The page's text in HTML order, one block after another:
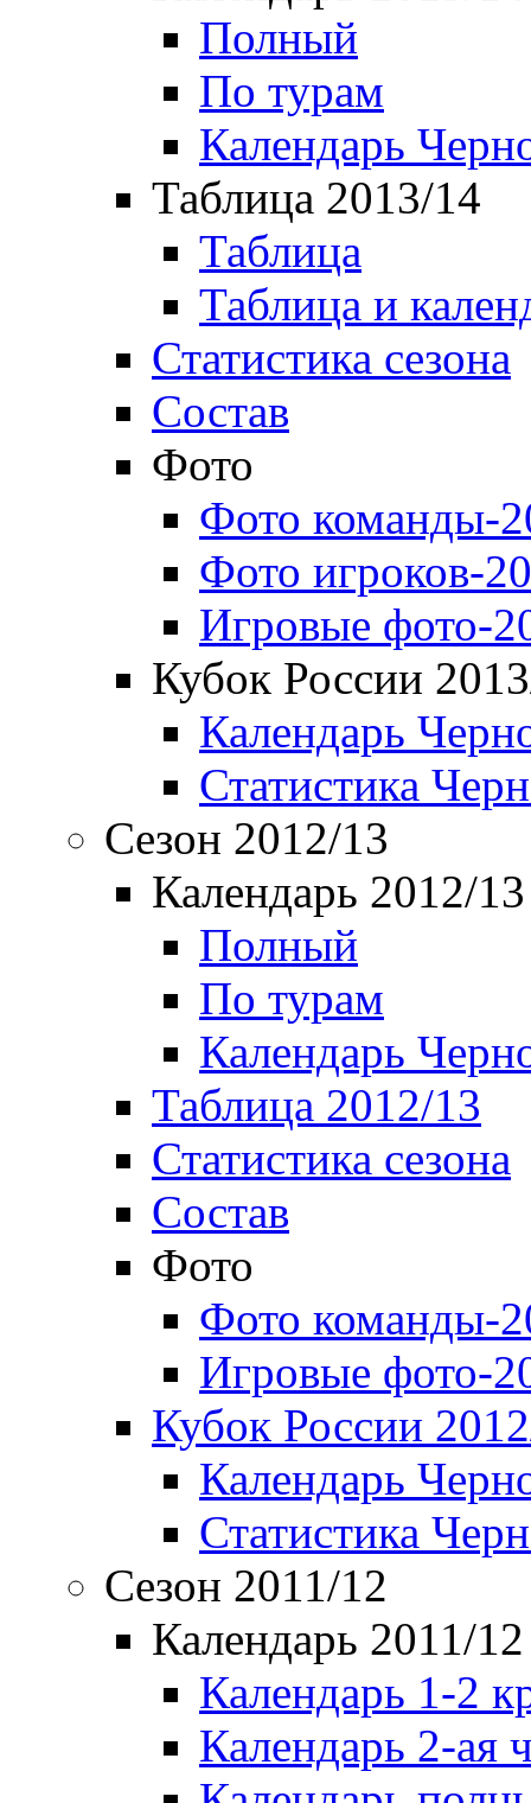
Полный
По турам
Календарь
Таблица 2013/14
Таблица
Таблица и
Статистика сезона
Состав
Фото
Фото команды-
Фото игроков-
Игровые фото-
Кубок России
Календарь
Статистика
Сезон 2012/13
Календарь 2012/13
Полный
По турам
Календарь
Таблица 2012/13
Статистика сезона
Состав
Фото
Фото команды-
Игровые фото-
Кубок России
Календарь
Статистика
Сезон 2011/12
Календарь 2011/12
Календарь 1-2
Календарь 2-ая